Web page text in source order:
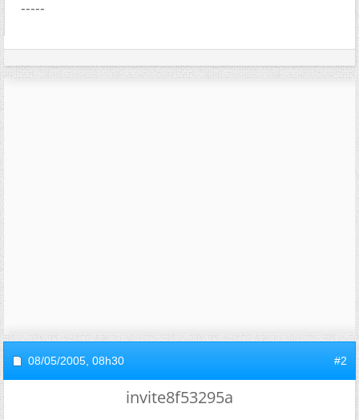
-----
08/05/2005, 08h30 #2
invite8f53295a